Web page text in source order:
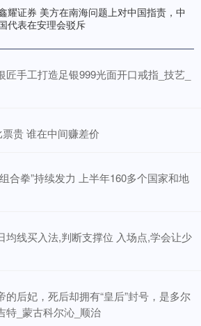
耀证券 美方在南海问题上对中国指责，中
代表在安理会驳斥
手工打造足银999光面开口戒指_技艺_
票贵 谁在中间赚差价
合拳”持续发力 上半年160多个国家和地
均线买入法,判断支撑位 入场点,学会让少
的后妃，死后却拥有“皇后”封号，是多尔
特_蒙古科尔沁_顺治